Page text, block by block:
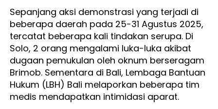
Sepanjang aksi demonstrasi yang terjadi di
beberapa daerah pada 25-31 Agustus 2025,
tercatat beberapa kali tindakan serupa. Di
Solo, 2 orang mengalami luka-luka akibat
dugaan pemukulan oleh oknum berseragam
Brimob. Sementara di Bali, Lembaga Bantuan
Hukum (LBH) Bali melaporkan beberapa tim
medis mendapatkan intimidasi aparat.